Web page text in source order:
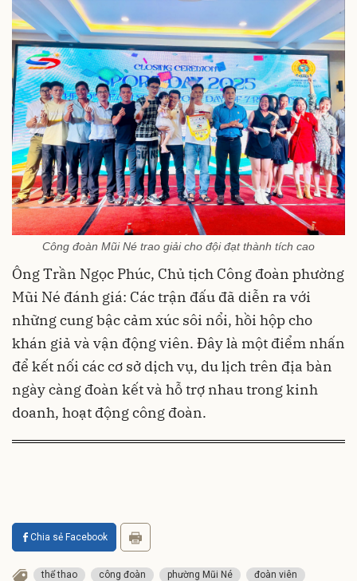
Công đoàn Mũi Né trao giải cho đội đạt thành tích cao
Ông Trần Ngọc Phúc, Chủ tịch Công đoàn phường
Mũi Né đánh giá: Các trận đấu đã diễn ra với
những cung bậc cảm xúc sôi nổi, hồi hộp cho
khán giả và vận động viên. Đây là một điểm nhấn
để kết nối các cơ sở dịch vụ, du lịch trên địa bàn
ngày càng đoàn kết và hỗ trợ nhau trong kinh
doanh, hoạt động công đoàn.
Chia sẻ Facebook
thể thao công đoàn phường Mũi Né
đoàn viên